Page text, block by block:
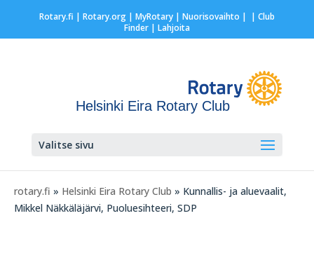
Rotary.fi | Rotary.org| MyRotary | Nuorisovaihto | | Club
Finder| Lahjoita
Helsinki Eira Rotary Club
Valitse sivu
rotary.fi » Helsinki Eira Rotary Club » Kunnallis- ja aluevaalit,
Mikkel Näkkäläjärvi, Puoluesihteeri, SDP